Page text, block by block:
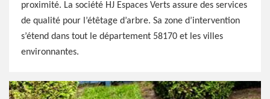
proximité. La société HJ Espaces Verts assure des services
de qualité pour l’étêtage d’arbre. Sa zone d’intervention
s’étend dans tout le département 58170 et les villes
environnantes.